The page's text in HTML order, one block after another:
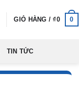
GIỎ HÀNG /₫0 0
TIN TỨC